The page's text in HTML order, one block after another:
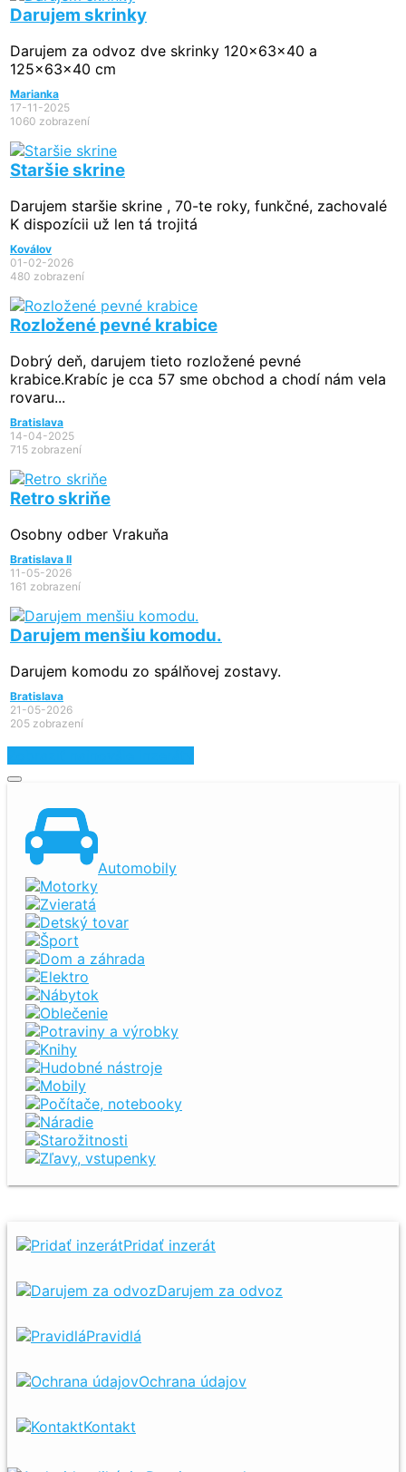
Darujem skrinky
Darujem za odvoz dve skrinky 120x63x40 a
125x63x40 cm
Marianka
17-11-2025
1060 zobrazení
Staršie skrine
Darujem staršie skrine , 70-te roky, funkčné, zachovalé
K dispozícii už len tá trojitá
Koválov
01-02-2026
480 zobrazení
Rozložené pevné krabice
Dobrý deň, darujem tieto rozložené pevné
krabice.Krabíc je cca 57 sme obchod a chodí nám vela
rovaru...
Bratislava
14-04-2025
715 zobrazení
Retro skriňe
Osobny odber Vrakuňa
Bratislava II
11-05-2026
161 zobrazení
Darujem menšiu komodu.
Darujem komodu zo spálňovej zostavy.
Bratislava
21-05-2026
205 zobrazení
Automobily
Motorky
Zvieratá
Detský tovar
Šport
Dom a záhrada
Elektro
Nábytok
Oblečenie
Potraviny a výrobky
Knihy
Hudobné nástroje
Mobily
Počítače, notebooky
Náradie
Starožitnosti
Zľavy, vstupenky
Pridať inzerát
Darujem za odvoz
Pravidlá
Ochrana údajov
Kontakt